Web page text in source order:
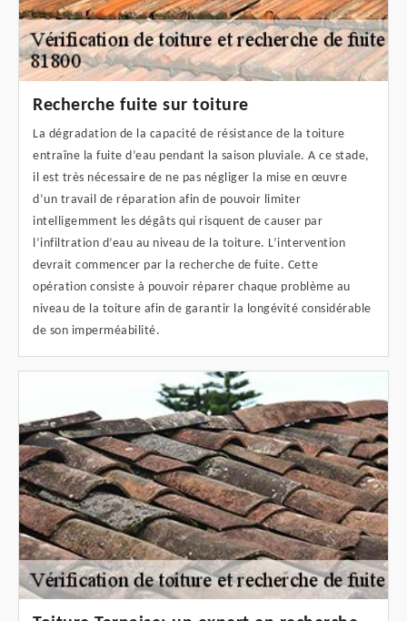
Recherche fuite sur toiture
La dégradation de la capacité de résistance de la toiture
entraîne la fuite d’eau pendant la saison pluviale. A ce stade,
il est très nécessaire de ne pas négliger la mise en œuvre
d’un travail de réparation afin de pouvoir limiter
intelligemment les dégâts qui risquent de causer par
l’infiltration d’eau au niveau de la toiture. L’intervention
devrait commencer par la recherche de fuite. Cette
opération consiste à pouvoir réparer chaque problème au
niveau de la toiture afin de garantir la longévité considérable
de son imperméabilité.